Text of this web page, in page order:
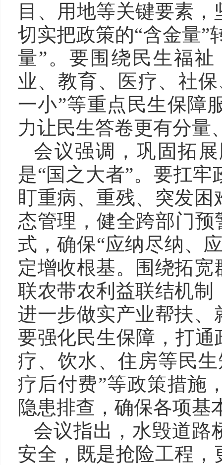
目、用地等关键要素
切实把政策的“含金量”
量”。要围绕民生福
业、教育、医疗、社
一小”等重点民生保障
力让民生答卷更有分量
会议强调，巩固拓
是“国之大者”。要扛
盯重病、重残、突发
态管理，健全跨部门
式，确保“应纳尽纳、
定增收根基。围绕拓
联农带农利益联结机
进一步做实产业帮扶
要强化民生保障，打通
疗、饮水、住房等民
疗后付费”等政策措施
隐患排查，确保各项基
会议指出，水毁道路
安全，既是抢险工程